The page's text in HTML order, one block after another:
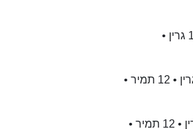
1 חג'ג' • 2 ניסים • 3 ששון • 4 ווטסון • 5 מרקוביץ' • 6 שלף • 7 בורשטיין • ‏8‏ ‏טפירו‏‏ •‏ 9 מזרחי • 10 קוז'יקרו • 11 גרין •
1 חג'ג' • 2 רוט • 3 הלפרין • 4 אליהו • 5 מרקוביץ' • 6 רוברטס • 7 פניני • ‏8‏ ‏טפירו‏‏ •‏ 9 נאור • 10 קוז'יקרו • 11 גרין • 12 תמיר •
1 רוט • 2 נעימי • 3 מקל • 4 לימונד • 5 פניני • 6 הלפרין • 7 בורשטיין • ‏8‏ ‏אליהו‏‏ •‏ 9 מזרחי • 10 קוז'יקרו • 11 גרין • 12 תמיר •